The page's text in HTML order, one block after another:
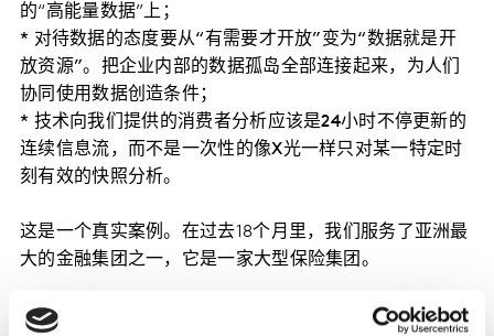
的“高能量数据”上；
* 对待数据的态度要从“有需要才开放”变为“数据就是开
放资源”。 把企业内部的数据孤岛全部连接起来，为人们
协同使用数据创造条件；
* 技术向我们提供的消费者分析应该是24小时不停更新的
连续信息流，而不是一次性的像X光一样只对某一特定时
刻有效的快照分析。
这是一个真实案例。在过去18个月里，我们服务了亚洲最
大的金融集团之一，它是一家大型保险集团。
这家公司的业务非常依赖庞大的地面推销团队。我们的项